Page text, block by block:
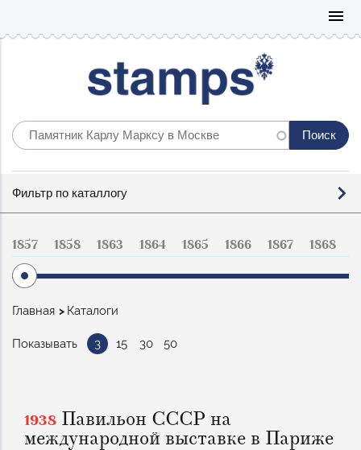
menu
по
Фильтр по каталлогу
1857 1858 1863 1864 1865 1866 1867 1868
Строка
навигации
Главная Каталоги
Показывать 3 15 30 50
1938 Павильон СССР на
международной выставке в Париже